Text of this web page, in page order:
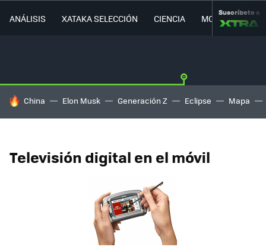
ANÁLISIS XATAKA SELECCIÓN CIENCIA MOVILIDAD
Suscríbete a
HOY SE HABLA DE
China Elon Musk Generación Z Eclipse Mapa
Televisión digital en el móvil